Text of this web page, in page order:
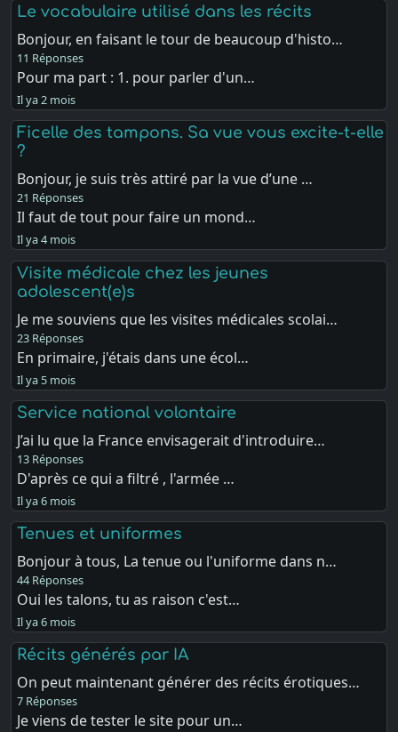
Le vocabulaire utilisé dans les récits
Bonjour, en faisant le tour de beaucoup d'histo…
11 Réponses
Pour ma part : 1. pour parler d'un…
Il ya 2 mois
Ficelle des tampons. Sa vue vous excite-t-elle
?
Bonjour, je suis très attiré par la vue d’une …
21 Réponses
Il faut de tout pour faire un mond…
Il ya 4 mois
Visite médicale chez les jeunes
adolescent(e)s
Je me souviens que les visites médicales scolai…
23 Réponses
En primaire, j'étais dans une écol…
Il ya 5 mois
Service national volontaire
J’ai lu que la France envisagerait d'introduire…
13 Réponses
D'après ce qui a filtré , l'armée …
Il ya 6 mois
Tenues et uniformes
Bonjour à tous, La tenue ou l'uniforme dans n…
44 Réponses
Oui les talons, tu as raison c'est…
Il ya 6 mois
Récits générés par IA
On peut maintenant générer des récits érotiques…
7 Réponses
Je viens de tester le site pour un…